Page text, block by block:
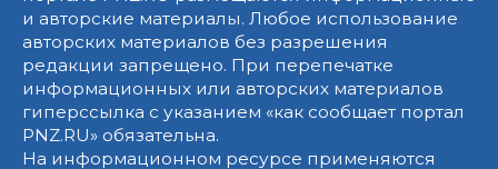
и авторские материалы. Любое использование
авторских материалов без разрешения
редакции запрещено. При перепечатке
информационных или авторских материалов
гиперссылка с указанием «как сообщает портал
PNZ.RU» обязательна.
На информационном ресурсе применяются